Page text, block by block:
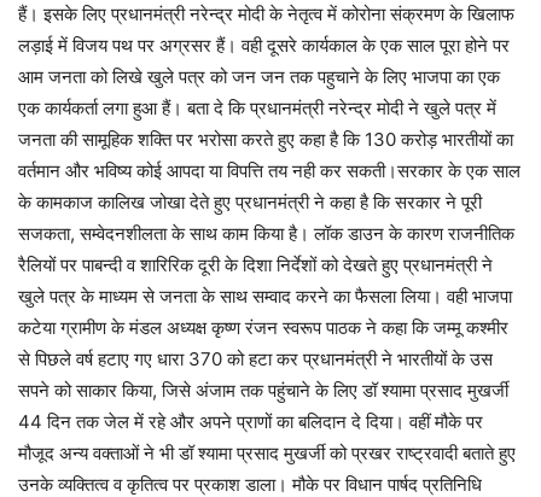
हैं। इसके लिए प्रधानमंत्री नरेन्द्र मोदी के नेतृत्व में कोरोना संक्रमण के खिलाफ
लड़ाई में विजय पथ पर अग्रसर हैं। वही दूसरे कार्यकाल के एक साल पूरा होने पर
आम जनता को लिखे खुले पत्र को जन जन तक पहुचाने के लिए भाजपा का एक
एक कार्यकर्ता लगा हुआ हैं। बता दे कि प्रधानमंत्री नरेन्द्र मोदी ने खुले पत्र में
जनता की सामूहिक शक्ति पर भरोसा करते हुए कहा है कि 130 करोड़ भारतीयों का
वर्तमान और भविष्य कोई आपदा या विपत्ति तय नही कर सकती।सरकार के एक साल
के कामकाज कालिख जोखा देते हुए प्रधानमंत्री ने कहा है कि सरकार ने पूरी
सजकता, सम्वेदनशीलता के साथ काम किया है। लॉक डाउन के कारण राजनीतिक
रैलियों पर पाबन्दी व शारिरिक दूरी के दिशा निर्देशों को देखते हुए प्रधानमंत्री ने
खुले पत्र के माध्यम से जनता के साथ सम्वाद करने का फैसला लिया। वही भाजपा
कटेया ग्रामीण के मंडल अध्यक्ष कृष्ण रंजन स्वरूप पाठक ने कहा कि जम्मू कश्मीर
से पिछले वर्ष हटाए गए धारा 370 को हटा कर प्रधानमंत्री ने भारतीयों के उस
सपने को साकार किया, जिसे अंजाम तक पहुंचाने के लिए डॉ श्यामा प्रसाद मुखर्जी
44 दिन तक जेल में रहे और अपने प्राणों का बलिदान दे दिया। वहीं मौके पर
मौजूद अन्य वक्ताओं ने भी डॉ श्यामा प्रसाद मुखर्जी को प्रखर राष्ट्रवादी बताते हुए
उनके व्यक्तित्व व कृतित्व पर प्रकाश डाला। मौके पर विधान पार्षद प्रतिनिधि